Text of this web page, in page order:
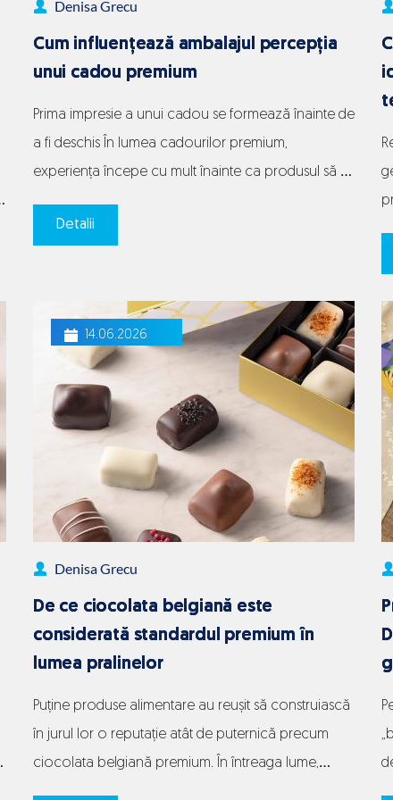
băuturi
Denisa Grecu
Cum influențează ambalajul percepția
unui cadou premium
Prima impresie a unui cadou se formează înainte de
a fi deschis În lumea cadourilor premium,
experiența începe cu mult înainte ca produsul să fie
momentul în care persoana vede cutia, textura
construiesc instant o anumită…
Continue readingCum
percepția
premium
Detalii
14.06.2026
Denisa Grecu
De ce ciocolata belgiană este
considerată standardul premium în
lumea pralinelor
Puține produse alimentare au reușit să construiască
în jurul lor o reputație atât de puternică precum
ciocolata belgiană premium. În întreaga lume,